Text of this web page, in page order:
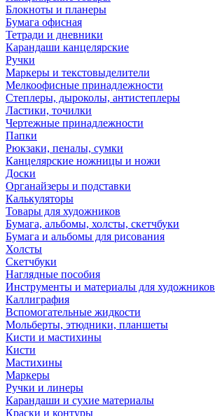
Блокноты и планеры
Бумага офисная
Тетради и дневники
Карандаши канцелярские
Ручки
Маркеры и текстовыделители
Мелкоофисные принадлежности
Степлеры, дыроколы, антистеплеры
Ластики, точилки
Чертежные принадлежности
Папки
Рюкзаки, пеналы, сумки
Канцелярские ножницы и ножи
Доски
Органайзеры и подставки
Калькуляторы
Товары для художников
Бумага, альбомы, холсты, скетчбуки
Бумага и альбомы для рисования
Холсты
Скетчбуки
Наглядные пособия
Инструменты и материалы для художников
Каллиграфия
Вспомогательные жидкости
Мольберты, этюдники, планшеты
Кисти и мастихины
Кисти
Мастихины
Маркеры
Ручки и линеры
Карандаши и сухие материалы
Краски и контуры